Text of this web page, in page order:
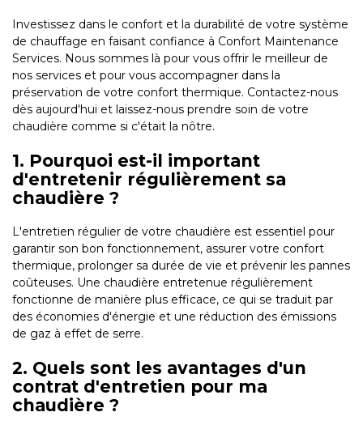
Investissez dans le confort et la durabilité de votre système
de chauffage en faisant confiance à Confort Maintenance
Services. Nous sommes là pour vous offrir le meilleur de
nos services et pour vous accompagner dans la
préservation de votre confort thermique. Contactez-nous
dès aujourd'hui et laissez-nous prendre soin de votre
chaudière comme si c'était la nôtre.
1. Pourquoi est-il important
d'entretenir régulièrement sa
chaudière ?
L'entretien régulier de votre chaudière est essentiel pour
garantir son bon fonctionnement, assurer votre confort
thermique, prolonger sa durée de vie et prévenir les pannes
coûteuses. Une chaudière entretenue régulièrement
fonctionne de manière plus efficace, ce qui se traduit par
des économies d'énergie et une réduction des émissions
de gaz à effet de serre.
2. Quels sont les avantages d'un
contrat d'entretien pour ma
chaudière ?